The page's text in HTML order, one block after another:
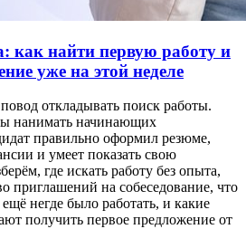
как найти первую работу и
уже на этой неделе
откладывать поиск работы.
нанимать начинающих
правильно оформил резюме,
и умеет показать свою
где искать работу без опыта,
приглашений на собеседование, что
негде было работать, и какие
получить первое предложение от